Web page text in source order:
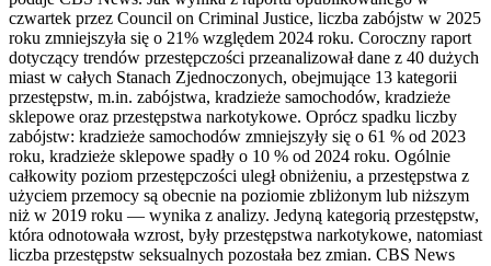
czwartek przez Council on Criminal Justice, liczba zabójstw w 2025
roku zmniejszyła się o 21% względem 2024 roku. Coroczny raport
dotyczący trendów przestępczości przeanalizował dane z 40 dużych
miast w całych Stanach Zjednoczonych, obejmujące 13 kategorii
przestępstw, m.in. zabójstwa, kradzieże samochodów, kradzieże
sklepowe oraz przestępstwa narkotykowe. Oprócz spadku liczby
zabójstw: kradzieże samochodów zmniejszyły się o 61 % od 2023
roku, kradzieże sklepowe spadły o 10 % od 2024 roku. Ogólnie
całkowity poziom przestępczości uległ obniżeniu, a przestępstwa z
użyciem przemocy są obecnie na poziomie zbliżonym lub niższym
niż w 2019 roku — wynika z analizy. Jedyną kategorią przestępstw,
która odnotowała wzrost, były przestępstwa narkotykowe, natomiast
liczba przestępstw seksualnych pozostała bez zmian. CBS News